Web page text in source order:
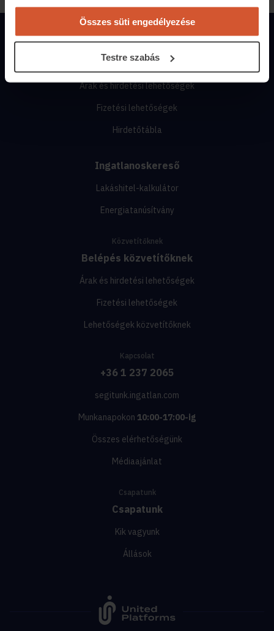
Összes süti engedélyezése
Testre szabás
Hirdetés feladás
Árak és hirdetési lehetőségek
Fizetési lehetőségek
Hirdetőtábla
Ingatlanoskereső
Lakáshitel-kalkulátor
Energiatanúsítvány
Közvetítőknek
Belépés közvetítőknek
Árak és hirdetési lehetőségek
Fizetési lehetőségek
Lehetőségek közvetítőknek
Kapcsolat
+36 1 237 2065
segitunk.ingatlan.com
Munkanapokon 10:00-17:00-ig
Összes elérhetőségünk
Médiaajánlat
Csapatunk
Csapatunk
Kik vagyunk
Állások